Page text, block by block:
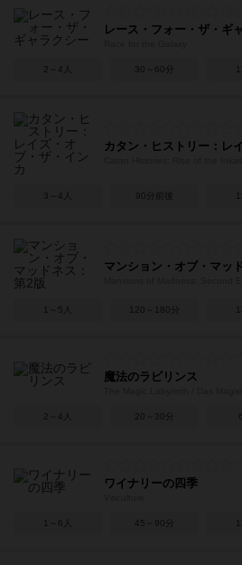
レース・フォー・ザ・ギ
2～4人 30～60分
カタン・ヒストリー：レ
3～4人 90分前後
マンション・オブ・マッ
1～5人 120～180分
魔法のラビリンス
2～4人 20～30分
ワイナリーの四季
1～6人 45～90分